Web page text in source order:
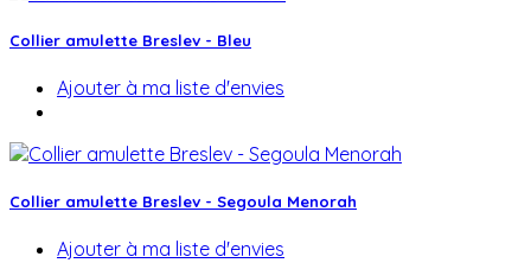
Collier amulette Breslev - Bleu
Ajouter à ma liste d'envies
Collier amulette Breslev - Segoula Menorah
Ajouter à ma liste d'envies